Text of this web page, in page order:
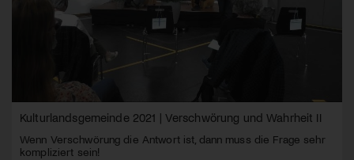
Kulturlandsgemeinde 2021 | Verschwörung und Wahrheit II
Wenn Verschwörung die Antwort ist, dann muss die Frage sehr
kompliziert sein!